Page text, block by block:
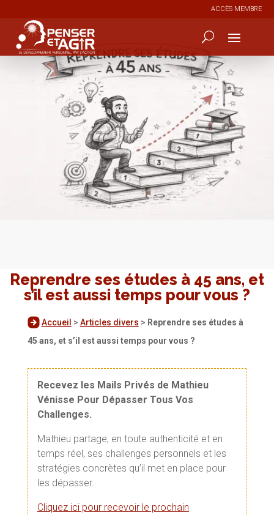
ACCÈS MEMBRE
Reprendre ses études à 45 ans, et
s’il est aussi temps pour vous ?
Accueil > Articles divers > Reprendre ses études à
45 ans, et s’il est aussi temps pour vous ?
Recevez les Mails Privés de Mathieu
Vénisse Pour Dépasser Tous Vos
Challenges.
Mathieu partage, en toute authenticité et en
temps réel, ses challenges personnels et les
stratégies concrètes qu’il met en place pour
les dépasser.
Cliquez ici pour recevoir le prochain